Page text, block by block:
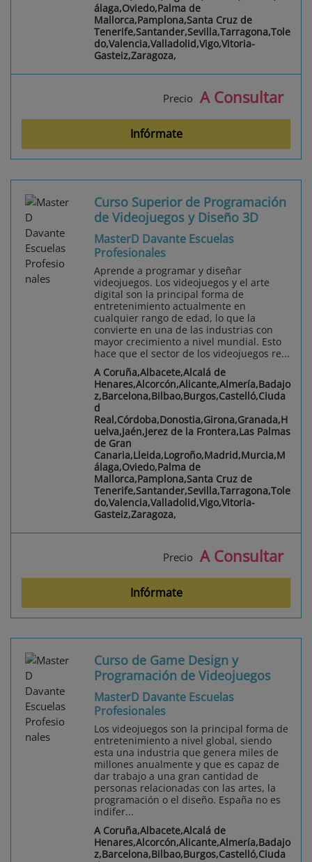
álaga,Oviedo,Palma de
Mallorca,Pamplona,Santa Cruz de
Tenerife,Santander,Sevilla,Tarragona,Tole
do,Valencia,Valladolid,Vigo,Vitoria-
Gasteiz,Zaragoza,
Precio A Consultar
Infórmate
Curso Superior de Programación
de Videojuegos y Diseño 3D
MasterD Davante Escuelas
Profesionales
Aprende a programar y diseñar
videojuegos. Los videojuegos y el arte
digital son la principal forma de
entretenimiento actualmente en
cualquier rango de edad, lo que la
convierte en una de las industrias con
mayor crecimiento a nivel mundial. Esto
hace que el sector de los videojuegos re...
A Coruña,Albacete,Alcalá de
Henares,Alcorcón,Alicante,Almería,Badajo
z,Barcelona,Bilbao,Burgos,Castelló,Ciuda
d
Real,Córdoba,Donostia,Girona,Granada,H
uelva,Jaén,Jerez de la Frontera,Las Palmas
de Gran
Canaria,Lleida,Logroño,Madrid,Murcia,M
álaga,Oviedo,Palma de
Mallorca,Pamplona,Santa Cruz de
Tenerife,Santander,Sevilla,Tarragona,Tole
do,Valencia,Valladolid,Vigo,Vitoria-
Gasteiz,Zaragoza,
Precio A Consultar
Infórmate
Curso de Game Design y
Programación de Videojuegos
MasterD Davante Escuelas
Profesionales
Los videojuegos son la principal forma de
entretenimiento a nivel global, siendo
esta una industria que genera miles de
millones anualmente y que es capaz de
dar trabajo a una gran cantidad de
personas relacionadas con las artes, la
programación o el diseño. España no es
indifer...
A Coruña,Albacete,Alcalá de
Henares,Alcorcón,Alicante,Almería,Badajo
z,Barcelona,Bilbao,Burgos,Castelló,Ciuda